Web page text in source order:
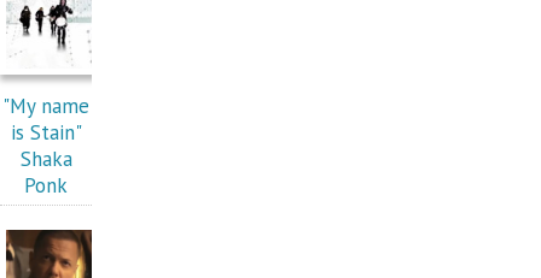
"My name
is Stain"
Shaka
Ponk